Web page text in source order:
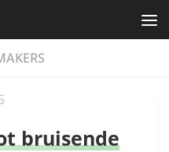
bruisende